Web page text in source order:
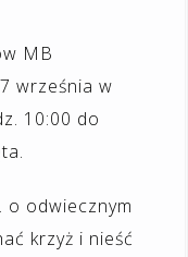
MB
września w
10:00 do
o odwiecznym
krzyż i nieść